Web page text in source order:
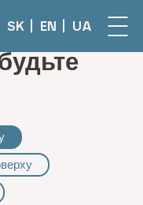
SK EN UA